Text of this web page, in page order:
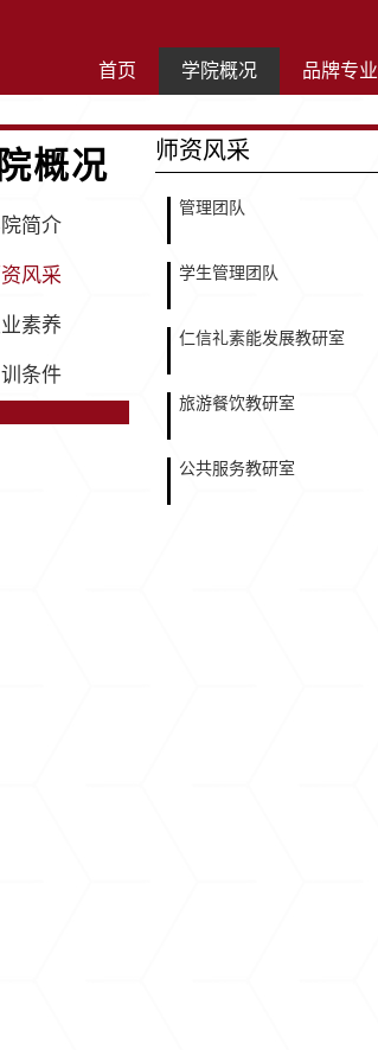
首页 学院概况 品牌专业
概况
简介
风采
素养
条件
师资风采
管理团队
学生管理团队
仁信礼素能发展教研室
旅游餐饮教研室
公共服务教研室